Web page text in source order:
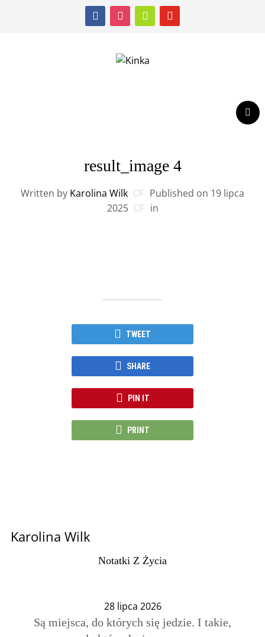
result_image 4
Written by Karolina Wilk Published on 19 lipca
2025
in
TWEET
SHARE
PIN IT
PRINT
Karolina Wilk
Notatki Z Życia
28 lipca 2026
Są miejsca, do których się jedzie. I takie,